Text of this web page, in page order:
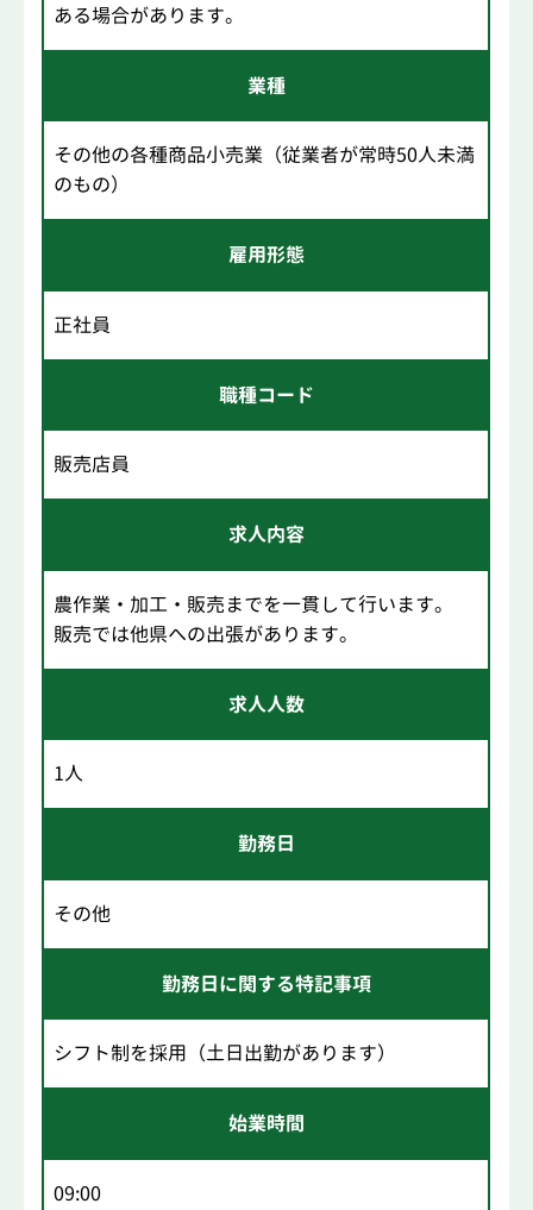
ある場合があります。
業種
その他の各種商品小売業（従業者が常時50人未満
のもの）
雇用形態
正社員
職種コード
販売店員
求人内容
農作業・加工・販売までを一貫して行います。
販売では他県への出張があります。
求人人数
1人
勤務日
その他
勤務日に関する特記事項
シフト制を採用（土日出勤があります）
始業時間
09:00